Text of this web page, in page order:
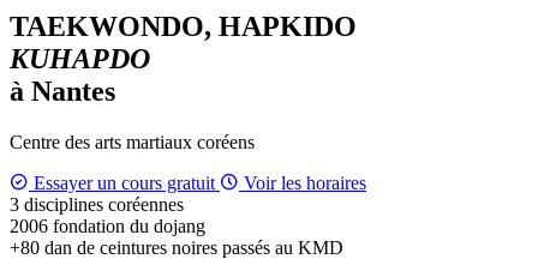
TAEKWONDO, HAPKIDO
KUHAPDO
à Nantes
Centre des arts martiaux coréens
Essayer un cours gratuit
Voir les horaires
3 disciplines coréennes
2006 fondation du dojang
+80 dan de ceintures noires passés au KMD